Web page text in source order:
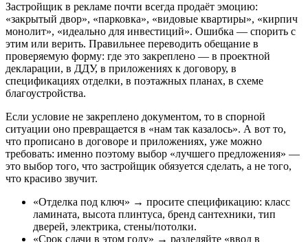
Застройщик в рекламе почти всегда продаёт эмоцию:
«закрытый двор», «парковка», «видовые квартиры», «кирпич
монолит», «идеально для инвестиций». Ошибка — спорить с
этим или верить. Правильнее переводить обещание в
проверяемую форму: где это закреплено — в проектной
декларации, в ДДУ, в приложениях к договору, в
спецификациях отделки, в поэтажных планах, в схеме
благоустройства.
Если условие не закреплено документом, то в спорной
ситуации оно превращается в «нам так казалось». А вот то,
что прописано в договоре и приложениях, уже можно
требовать: именно поэтому выбор «лучшего предложения» —
это выбор того, что застройщик обязуется сделать, а не того,
что красиво звучит.
«Отделка под ключ» → просите спецификацию: класс
ламината, высота плинтуса, бренд сантехники, тип
дверей, электрика, стены/потолки.
«Срок сдачи в этом году» → разделяйте «ввод в